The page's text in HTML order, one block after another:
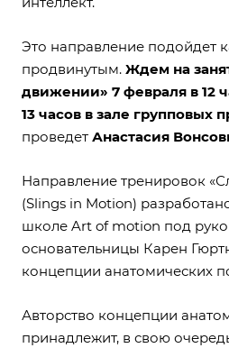
Это направление подойдет
продвинутым. Ждем на
движении» 7 февраля в 12
13 часов в зале групповых
проведет Анастасия
Направление тренировок
(Slings in Motion)
школе Art of motion под
основательницы Карен
концепции анатомических
Авторство концепции
принадлежит, в свою